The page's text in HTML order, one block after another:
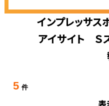
インプレッサス
アイサイト Ｓ
5 件